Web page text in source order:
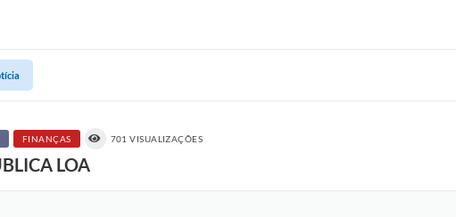
FINANÇAS 701 VISUALIZAÇÕES
LOA